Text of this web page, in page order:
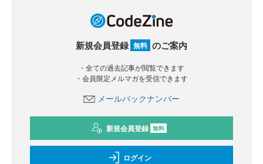
新規会員登録 無料 のご案内
・全ての過去記事が閲覧できます
・会員限定メルマガを受信できます
メールバックナンバー
新規会員登録 無料
ログイン